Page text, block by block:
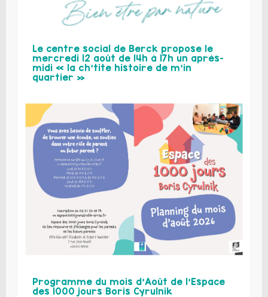
Le centre social de Berck propose le
mercredi 12 août de 14h à 17h un après-
midi « la ch’tite histoire de m’in
quartier »
Programme du mois d’Août de l’Espace
des 1000 jours Boris Cyrulnik